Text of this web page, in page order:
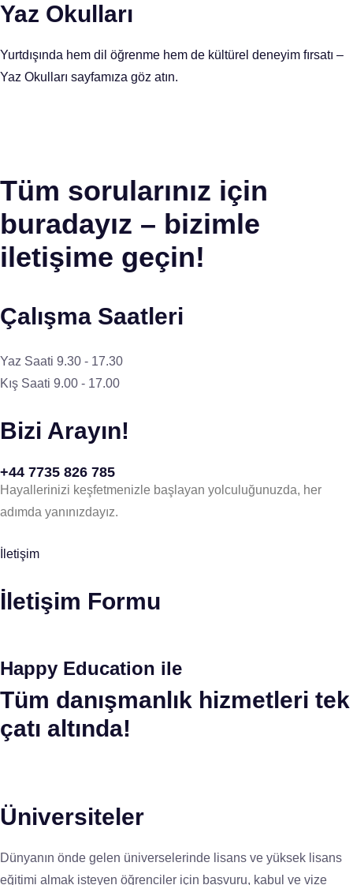
Yaz Okulları
Yurtdışında hem dil öğrenme hem de kültürel deneyim fırsatı –
Yaz Okulları sayfamıza göz atın.
Tüm sorularınız için
buradayız – bizimle
iletişime geçin!
Çalışma Saatleri
Yaz Saati 9.30 - 17.30
Kış Saati 9.00 - 17.00
Bizi Arayın!
+44 7735 826 785
Hayallerinizi keşfetmenizle başlayan yolculuğunuzda, her
adımda yanınızdayız.
İletişim
İletişim Formu
Happy Education ile
Tüm danışmanlık hizmetleri tek
çatı altında!
Üniversiteler
Dünyanın önde gelen üniverselerinde lisans ve yüksek lisans
eğitimi almak isteyen öğrenciler için başvuru, kabul ve vize